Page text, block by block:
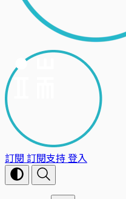
訂閱 訂閱支持登入